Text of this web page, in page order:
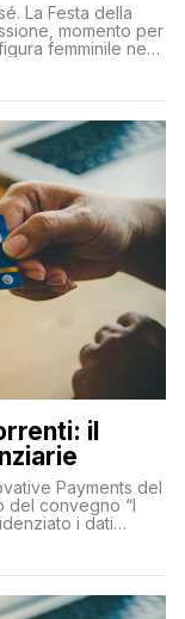
La Festa della
momento per
femminile nella
“forte e
il
Payments del
del convegno “I
i dati
alle